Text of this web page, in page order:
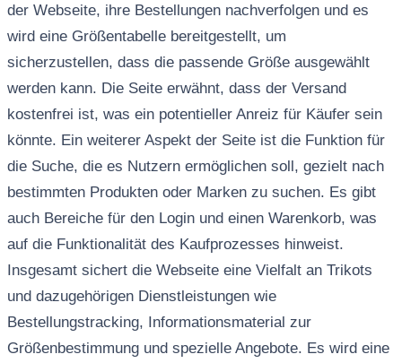
der Webseite, ihre Bestellungen nachverfolgen und es
wird eine Größentabelle bereitgestellt, um
sicherzustellen, dass die passende Größe ausgewählt
werden kann. Die Seite erwähnt, dass der Versand
kostenfrei ist, was ein potentieller Anreiz für Käufer sein
könnte. Ein weiterer Aspekt der Seite ist die Funktion für
die Suche, die es Nutzern ermöglichen soll, gezielt nach
bestimmten Produkten oder Marken zu suchen. Es gibt
auch Bereiche für den Login und einen Warenkorb, was
auf die Funktionalität des Kaufprozesses hinweist.
Insgesamt sichert die Webseite eine Vielfalt an Trikots
und dazugehörigen Dienstleistungen wie
Bestellungstracking, Informationsmaterial zur
Größenbestimmung und spezielle Angebote. Es wird eine